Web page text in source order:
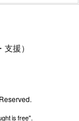
援）
is free".